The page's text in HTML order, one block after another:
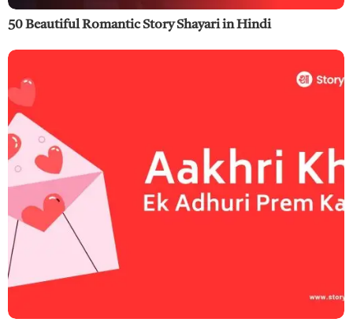
50 Beautiful Romantic Story Shayari in Hindi